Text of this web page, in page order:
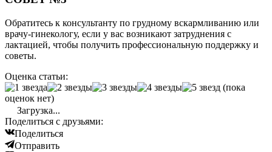
Обратитесь к консультанту по грудному вскармливанию или
врачу-гинекологу, если у вас возникают затруднения с
лактацией, чтобы получить профессиональную поддержку и
советы.
Оценка статьи:
(пока
оценок нет)
Загрузка...
Поделиться с друзьями:
Поделиться
Отправить